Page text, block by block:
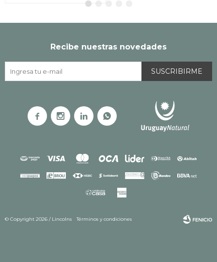
Recibe nuestras novedades
SUSCRIBIRME
   
© Copyright 2026 / Lincolns Términos y condiciones